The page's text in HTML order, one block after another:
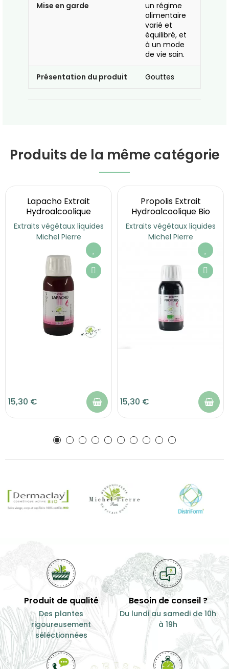
Mise en garde
un régime
alimentaire
varié et
équilibré, et
à un mode
de vie sain.
Présentation du produit Gouttes
Produits de la même catégorie
Lapacho Extrait
Hydroalcoolique
Extraits végétaux liquides
Michel Pierre
15,30 €
Propolis Extrait
Hydroalcoolique Bio
Extraits végétaux liquides
Michel Pierre
15,30 €
Produit de qualité
Des plantes
rigoureusement
séléctionnées
Besoin de conseil ?
Du lundi au samedi de 10h
à 19h